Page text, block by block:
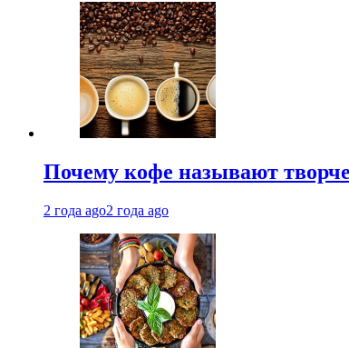
Почему кофе называют
2 года ago2 года ago